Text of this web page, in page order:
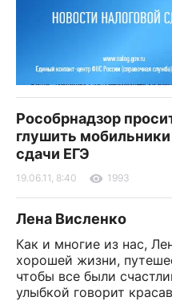
Рособрнадзор
глушить мобильники
сдачи ЕГЭ
19.06.11, 8:40 1993
Лена Висленко
Как и многие из нас,
хорошей жизни,
чтобы все были
улыбкой говорит